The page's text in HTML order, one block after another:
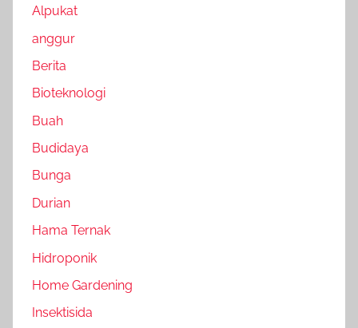
Alpukat
anggur
Berita
Bioteknologi
Buah
Budidaya
Bunga
Durian
Hama Ternak
Hidroponik
Home Gardening
Insektisida